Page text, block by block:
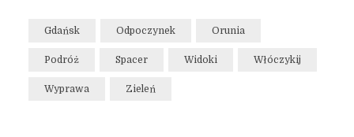
Gdańsk Odpoczynek Orunia
Podróż Spacer Widoki Włóczykij
Wyprawa Zieleń